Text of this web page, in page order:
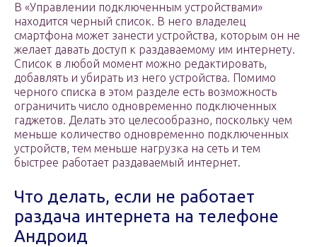
В «Управлении подключенным устройствами»
находится черный список. В него владелец
смартфона может занести устройства, которым он не
желает давать доступ к раздаваемому им интернету.
Список в любой момент можно редактировать,
добавлять и убирать из него устройства. Помимо
черного списка в этом разделе есть возможность
ограничить число одновременно подключенных
гаджетов. Делать это целесообразно, поскольку чем
меньше количество одновременно подключенных
устройств, тем меньше нагрузка на сеть и тем
быстрее работает раздаваемый интернет.
Что делать, если не работает
раздача интернета на телефоне
Андроид